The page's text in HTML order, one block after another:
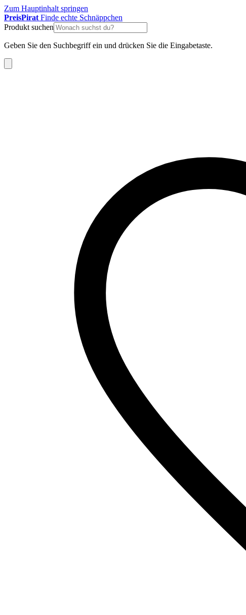
Zum Hauptinhalt springen
PreisPirat Finde echte Schnäppchen
Produkt suchen
Geben Sie den Suchbegriff ein und drücken Sie die Eingabetaste.